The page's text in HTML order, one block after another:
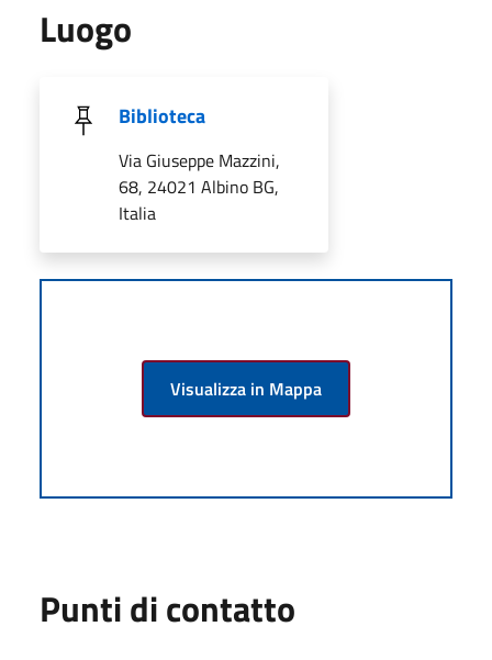
Luogo
Biblioteca
Via Giuseppe Mazzini,
68, 24021 Albino BG,
Italia
Visualizza in Mappa
Punti di contatto